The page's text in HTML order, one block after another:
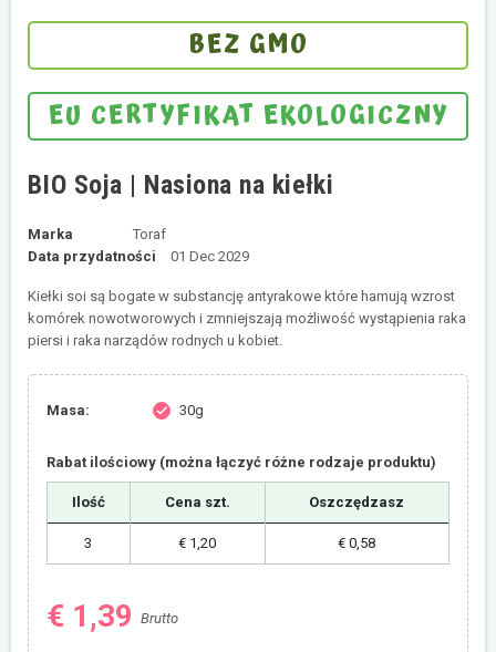
BEZ GMO
EU CERTYFIKAT EKOLOGICZNY
BIO Soja | Nasiona na kiełki
Marka
Toraf
Data przydatności
01 Dec 2029
Kiełki soi są bogate w substancję antyrakowe które hamują wzrost
komórek nowotworowych i zmniejszają możliwość wystąpienia raka
piersi i raka narządów rodnych u kobiet.
Masa: check 30g
Rabat ilościowy (można łączyć różne rodzaje produktu)
Ilość Cena szt. Oszczędzasz
3 € 1,20 € 0,58
€ 1,39 Brutto